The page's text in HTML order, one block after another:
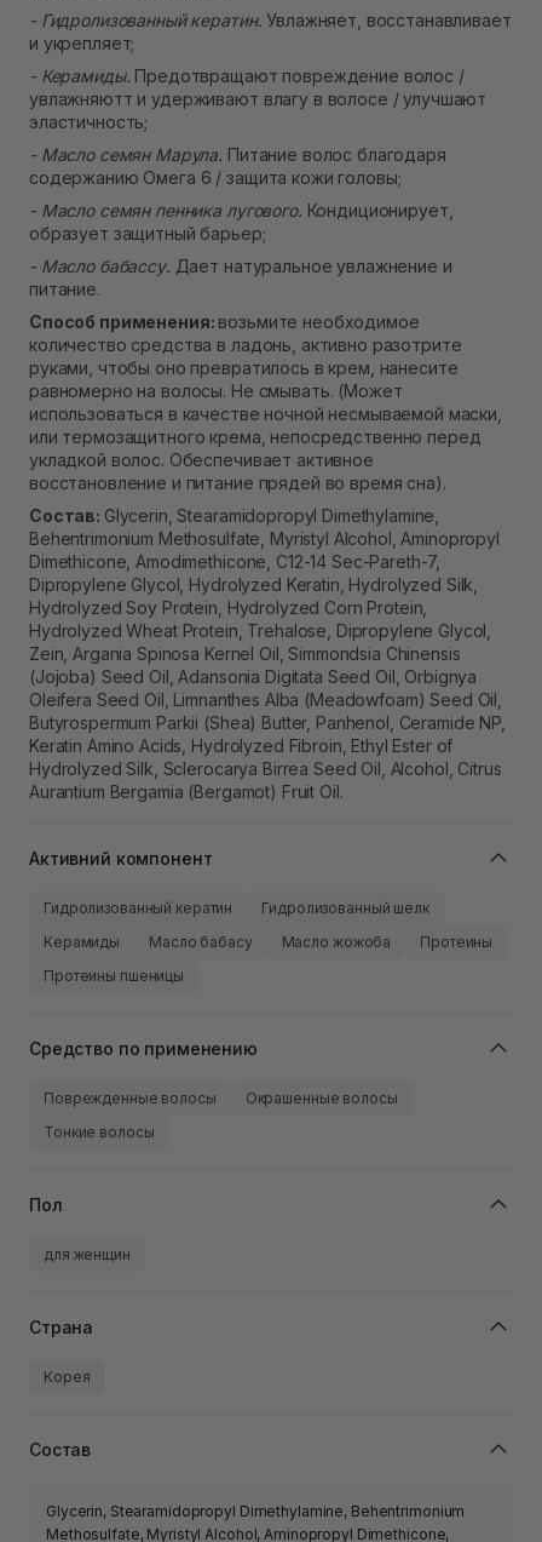
- Гидролизованный кератин. Увлажняет, восстанавливает
и укрепляет;
- Керамиды. Предотвращают повреждение волос /
увлажняютт и удерживают влагу в волосе / улучшают
эластичность;
- Масло семян Марула. Питание волос благодаря
содержанию Омега 6 / защита кожи головы;
- Масло семян пенника лугового. Кондиционирует,
образует защитный барьер;
- Масло бабассу. Дает натуральное увлажнение и
питание.
Способ применения: возьмите необходимое
количество средства в ладонь, активно разотрите
руками, чтобы оно превратилось в крем, нанесите
равномерно на волосы. Не смывать. (Может
использоваться в качестве ночной несмываемой маски,
или термозащитного крема, непосредственно перед
укладкой волос. Обеспечивает активное
восстановление и питание прядей во время сна).
Состав: Glycerin, Stearamidopropyl Dimethylamine,
Behentrimonium Methosulfate, Myristyl Alcohol, Aminopropyl
Dimethicone, Amodimethicone, C12-14 Sec-Pareth-7,
Dipropylene Glycol, Hydrolyzed Keratin, Hydrolyzed Silk,
Hydrolyzed Soy Protein, Hydrolyzed Corn Protein,
Hydrolyzed Wheat Protein, Trehalose, Dipropylene Glycol,
Zein, Argania Spinosa Kernel Oil, Simmondsia Chinensis
(Jojoba) Seed Oil, Adansonia Digitata Seed Oil, Orbignya
Oleifera Seed Oil, Limnanthes Alba (Meadowfoam) Seed Oil,
Butyrospermum Parkii (Shea) Butter, Panhenol, Ceramide NP,
Keratin Amino Acids, Hydrolyzed Fibroin, Ethyl Ester of
Hydrolyzed Silk, Sclerocarya Birrea Seed Oil, Alcohol, Citrus
Aurantium Bergamia (Bergamot) Fruit Oil.
Активний компонент
Гидролизованный кератин
Гидролизованный шелк
Керамиды
Масло бабасу Масло жожоба
Протеины
Протеины пшеницы
Средство по применению
Поврежденные волосы
Окрашенные волосы
Тонкие волосы
Пол
для женщин
Страна
Корея
Состав
Glycerin, Stearamidopropyl Dimethylamine, Behentrimonium
Methosulfate, Myristyl Alcohol, Aminopropyl Dimethicone,